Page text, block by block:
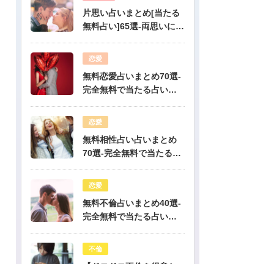
片思い占いまとめ[当たる
無料占い]65選-両思いにな
当たる片思い占い
恋愛
無料恋愛占いまとめ70選-
完全無料で当たる占いだ
恋愛
無料相性占い占いまとめ
70選-完全無料で当たる占
恋愛
無料不倫占いまとめ40選-
完全無料で当たる占いだ
不倫